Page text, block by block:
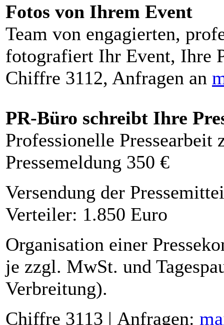
Fotos von Ihrem Event
Team von engagierten,
fotografiert Ihr Event, Ihre
Chiffre 3112, Anfragen an
PR-Büro schreibt Ihre
Professionelle Pressearbeit
Pressemeldung 350 €
Versendung der
Verteiler: 1.850 Euro
Organisation einer
je zzgl. MwSt. und
Verbreitung).
Chiffre 3113 | Anfragen: